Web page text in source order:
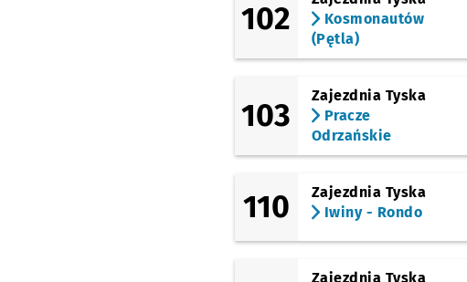
102
Kosmonautów
(Pętla)
103
Zajezdnia Tyska
Pracze
Odrzańskie
110
Zajezdnia Tyska
Iwiny - Rondo
Zajezdnia Tyska